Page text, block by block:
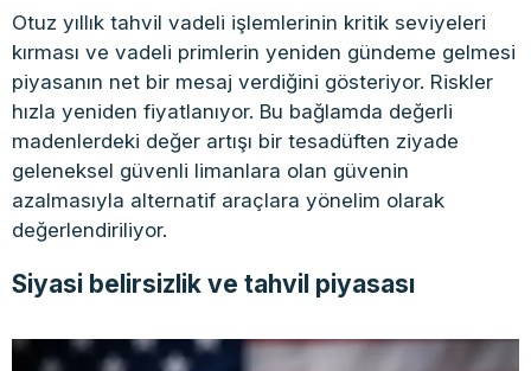
Otuz yıllık tahvil vadeli işlemlerinin kritik seviyeleri
kırması ve vadeli primlerin yeniden gündeme gelmesi
piyasanın net bir mesaj verdiğini gösteriyor. Riskler
hızla yeniden fiyatlanıyor. Bu bağlamda değerli
madenlerdeki değer artışı bir tesadüften ziyade
geleneksel güvenli limanlara olan güvenin
azalmasıyla alternatif araçlara yönelim olarak
değerlendiriliyor.
Siyasi belirsizlik ve tahvil piyasası